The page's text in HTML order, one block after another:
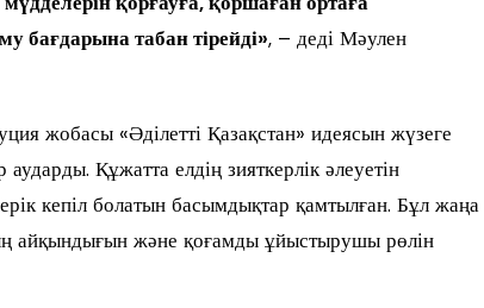
табан тірейді», – деді Мәулен
жобасы «Әділетті Қазақстан» идеясын жүзеге
Құжатта елдің зияткерлік әлеуетін
кепіл болатын басымдықтар қамтылған. Бұл жаңа
айқындығын және қоғамды ұйыстырушы рөлін